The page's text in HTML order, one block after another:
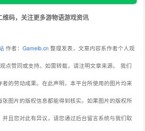
维码，关注更多游物语游戏资讯
作者：Gameib.cn 整理发表，文章内容系作者个人观
点赞同或支持。如需转载，请注明文章来源。 我们
的劳动成果。在此声明，本平台所使用的图片均来
图片的版权信息都能得到核实。如果图片的版权所
且您对此有异议，请您通过后台留言系统与我们取